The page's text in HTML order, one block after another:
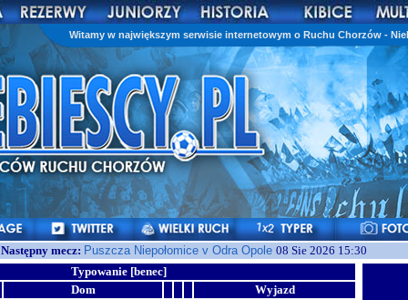
Witamy w największym serwisie internetowym o Ruchu Chorzów -
Następny mecz: Puszcza Niepołomice v Odra Opole 08 Sie 2026 15:30
Typowanie [benec]
Dom
Wyjazd